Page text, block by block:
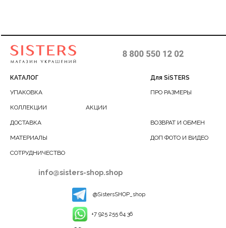
КАТАЛОГ Для SiSTERS
info@sisters-shop.shop
УПАКОВКА
ДОСТАВКА
КОЛЛЕКЦИИ
ПРО РАЗМЕРЫ
АКЦИИ
ВОЗВРАТ И ОБМЕН
ДОП ФОТО И ВИДЕО
@SistersSHOP_shop
+7 925 255 64 36
МАТЕРИАЛЫ
СОТРУДНИЧЕСТВО